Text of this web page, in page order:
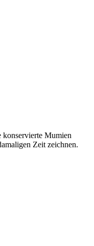
konservierte Mumien
Zeit zeichnen.